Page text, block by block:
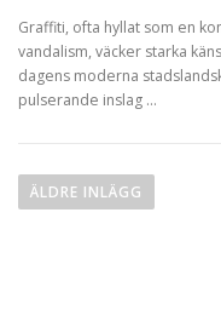
Graffiti, ofta hyllat som en
vandalism, väcker starka
dagens moderna
pulserande inslag …
ÄLDRE INLÄGG